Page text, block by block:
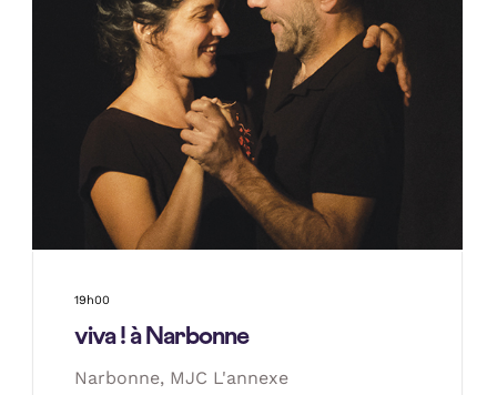
19h00
viva ! à Narbonne
Narbonne, MJC L'annexe